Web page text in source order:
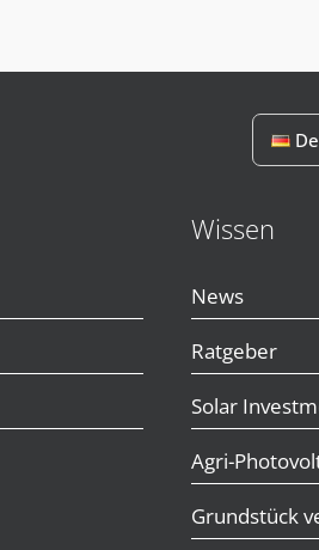
Wissen
News
Ratgeber
Solar
Agri-
Grundstück